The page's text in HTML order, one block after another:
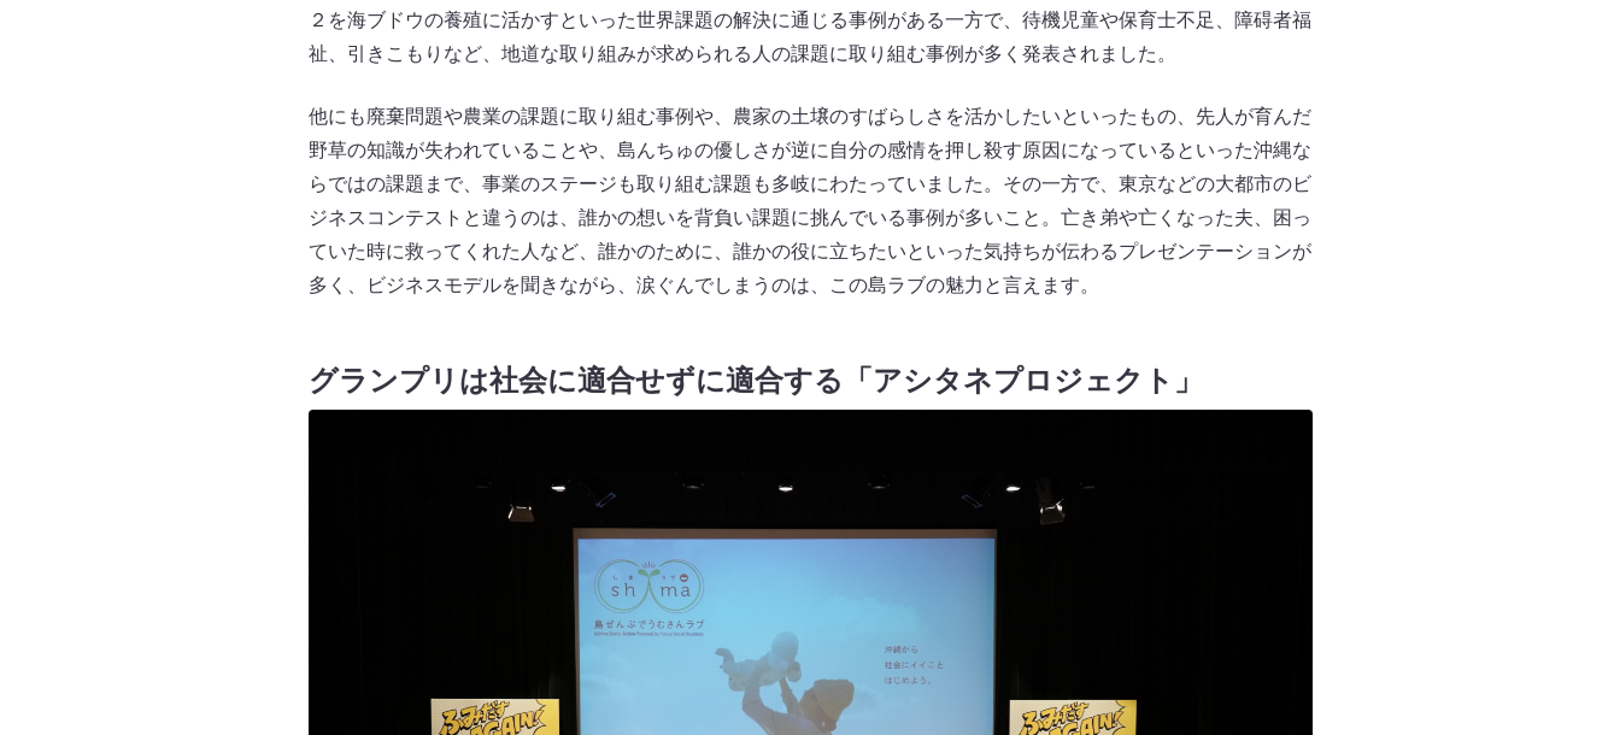
２を海ブドウの養殖に活かすといった世界課題の解決に通じる事例がある一方で、待機児童や保育士不足、障碍者福
祉、引きこもりなど、地道な取り組みが求められる人の課題に取り組む事例が多く発表されました。
他にも廃棄問題や農業の課題に取り組む事例や、農家の土壌のすばらしさを活かしたいといったもの、先人が育んだ
野草の知識が失われていることや、島んちゅの優しさが逆に自分の感情を押し殺す原因になっているといった沖縄な
らではの課題まで、事業のステージも取り組む課題も多岐にわたっていました。その一方で、東京などの大都市のビ
ジネスコンテストと違うのは、誰かの想いを背負い課題に挑んでいる事例が多いこと。亡き弟や亡くなった夫、困っ
ていた時に救ってくれた人など、誰かのために、誰かの役に立ちたいといった気持ちが伝わるプレゼンテーションが
多く、ビジネスモデルを聞きながら、涙ぐんでしまうのは、この島ラブの魅力と言えます。
グランプリは社会に適合せずに適合する「アシタネプロジェクト」